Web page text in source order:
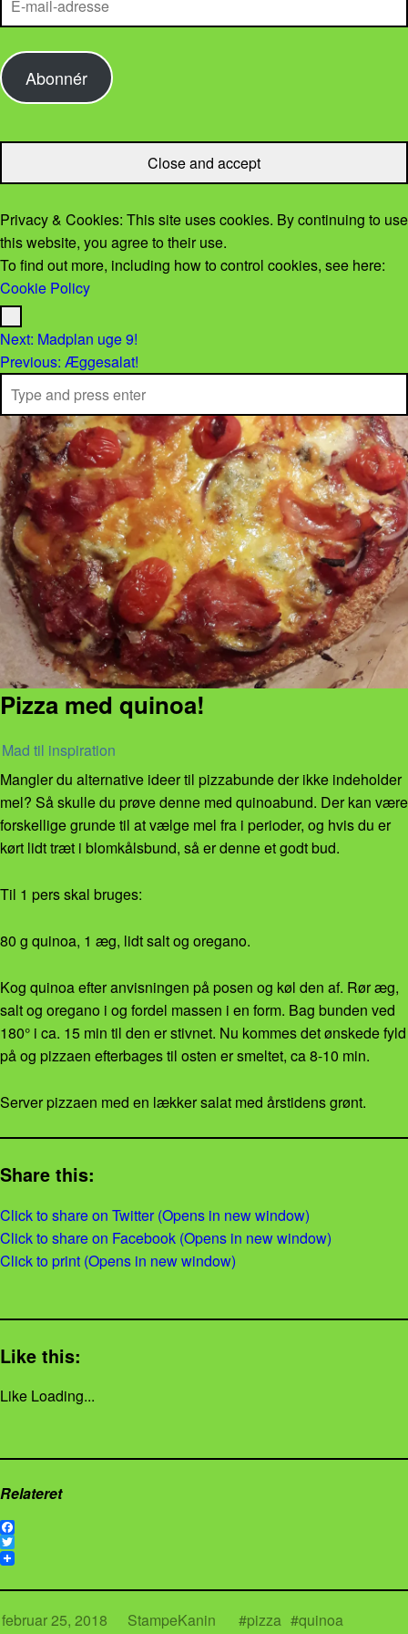
Abonnér
Privacy & Cookies: This site uses cookies. By continuing to use
this website, you agree to their use.
To find out more, including how to control cookies, see here:
Cookie Policy
Post navigation
Next: Madplan uge 9!
Previous: Æggesalat!
Search
Pizza med quinoa!
Mad til inspiration
Mangler du alternative ideer til pizzabunde der ikke indeholder
mel? Så skulle du prøve denne med quinoabund. Der kan være
forskellige grunde til at vælge mel fra i perioder, og hvis du er
kørt lidt træt i blomkålsbund, så er denne et godt bud.
Til 1 pers skal bruges:
80 g quinoa, 1 æg, lidt salt og oregano.
Kog quinoa efter anvisningen på posen og køl den af. Rør æg,
salt og oregano i og fordel massen i en form. Bag bunden ved
180° i ca. 15 min til den er stivnet. Nu kommes det ønskede fyld
på og pizzaen efterbages til osten er smeltet, ca 8-10 min.
Server pizzaen med en lækker salat med årstidens grønt.
Share this:
Click to share on Twitter (Opens in new window)
Click to share on Facebook (Opens in new window)
Click to print (Opens in new window)
Like this:
Like Loading...
Relateret
F
a
c
e
o
o
T
w
i
t
e
februar 25, 2018 StampeKanin pizza quinoa